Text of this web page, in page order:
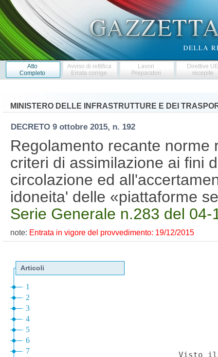
Atto
Completo
Avviso di rettifica
Errata corrige
Lavori
Preparatori
Direttive
recepite
MINISTERO DELLE INFRASTRUTTURE E DEI
DECRETO 9 ottobre 2015, n. 192
Regolamento recante norme
criteri di assimilazione ai fini
circolazione ed
idoneita' delle «piattaforme
Serie Generale n.283 del 04-
note: Entrata in vigore del provvedimento: 19/12/2015